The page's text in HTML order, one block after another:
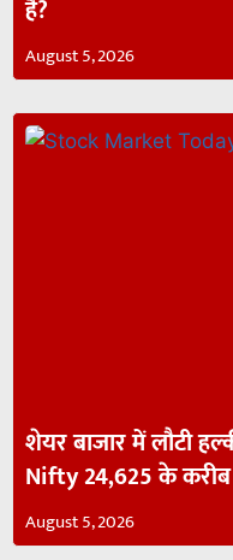
है?
August 5, 2026
शेयर बाजार में लौटी
Nifty 24,625 के
August 5, 2026